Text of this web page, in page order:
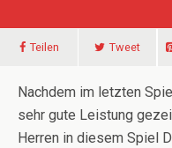
Teilen Tweet
Nachdem im letzten
sehr gute Leistung
Herren in diesem Spiel